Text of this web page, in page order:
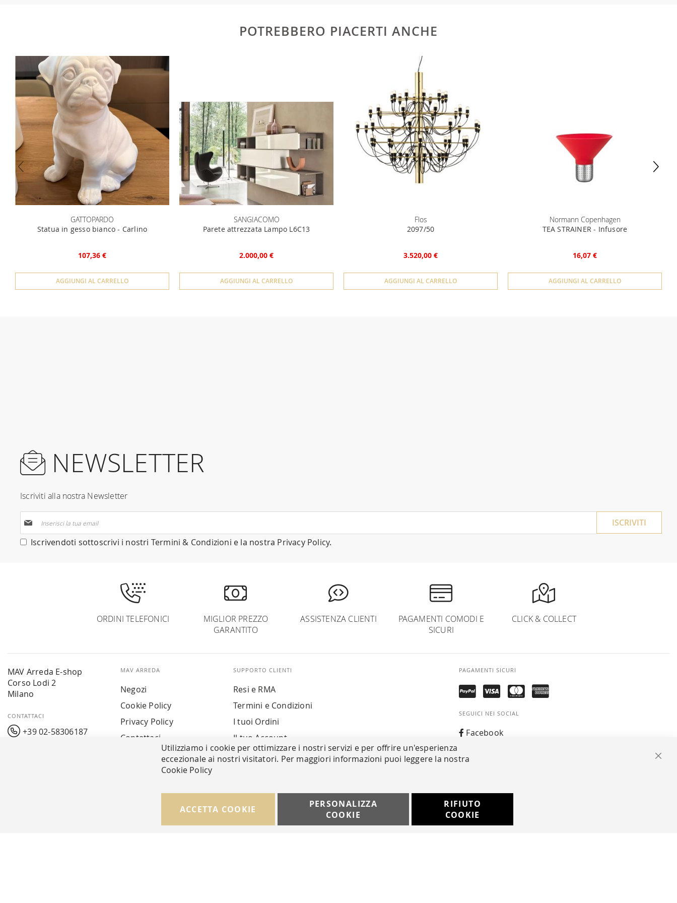
POTREBBERO PIACERTI ANCHE
GATTOPARDO
Statua in gesso bianco - Carlino
107,36 €
AGGIUNGI AL CARRELLO
SANGIACOMO
Parete attrezzata Lampo L6C13
2.000,00 €
AGGIUNGI AL CARRELLO
Flos
2097/50
3.520,00 €
AGGIUNGI AL CARRELLO
Normann Copenhagen
TEA STRAINER - Infusore
16,07 €
AGGIUNGI AL CARRELLO
NEWSLETTER
Iscriviti alla nostra Newsletter
alla
nostra
Iscrivendoti sottoscrivi i nostri Termini & Condizioni e la nostra Privacy Policy.
ISCRIVITI
ORDINI TELEFONICI
MIGLIOR PREZZO
GARANTITO
ASSISTENZA CLIENTI
PAGAMENTI COMODI E
SICURI
CLICK & COLLECT
MAV Arreda E-shop
Corso Lodi 2
Milano
CONTATTACI
+39 02-58306187
MAV ARREDA
Negozi
Cookie Policy
Privacy Policy
Contattaci
SUPPORTO CLIENTI
Resi e RMA
Termini e Condizioni
I tuoi Ordini
Il tuo Account
PAGAMENTI SICURI
SEGUICI NEI SOCIAL
Facebook
Whatsapp
© Copyright MAV Arreda s.r.l. | P.IVA IT05919160969
Utilizziamo i cookie per ottimizzare i nostri servizi e per offrire un'esperienza
eccezionale ai nostri visitatori. Per maggiori informazioni puoi leggere la nostra
Cookie Policy
ACCETTA COOKIE
PERSONALIZZA
COOKIE
RIFIUTO
COOKIE